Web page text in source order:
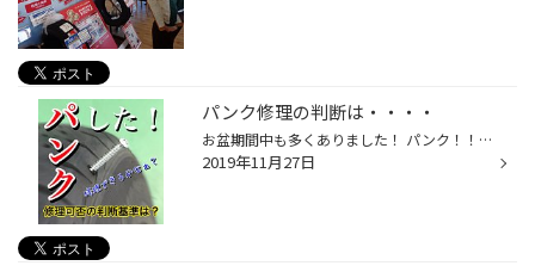
パンク修理の判断は・・・・
お盆期間中も多くありました！ パンク！！ 当店でも修理ができますが まずは パンクしたタイヤを拝見させていただき、損傷個所や具合によって修理できるか否か見させていただきます。 中には修理できないものもあります（残念ですが・・・） では、どの部分が修理可能か不可能かご紹介します。 まず...
2019年11月27日